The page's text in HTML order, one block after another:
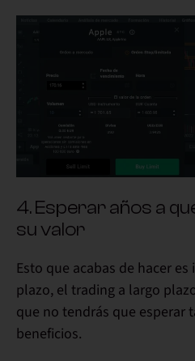
4. Esperar años a
su valor
Esto que acabas de hacer
plazo, el trading a largo
que no tendrás que esperar
beneficios.